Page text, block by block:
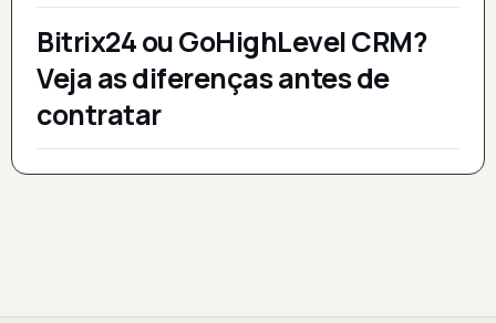
Bitrix24 ou GoHighLevel CRM?
Veja as diferenças antes de
contratar